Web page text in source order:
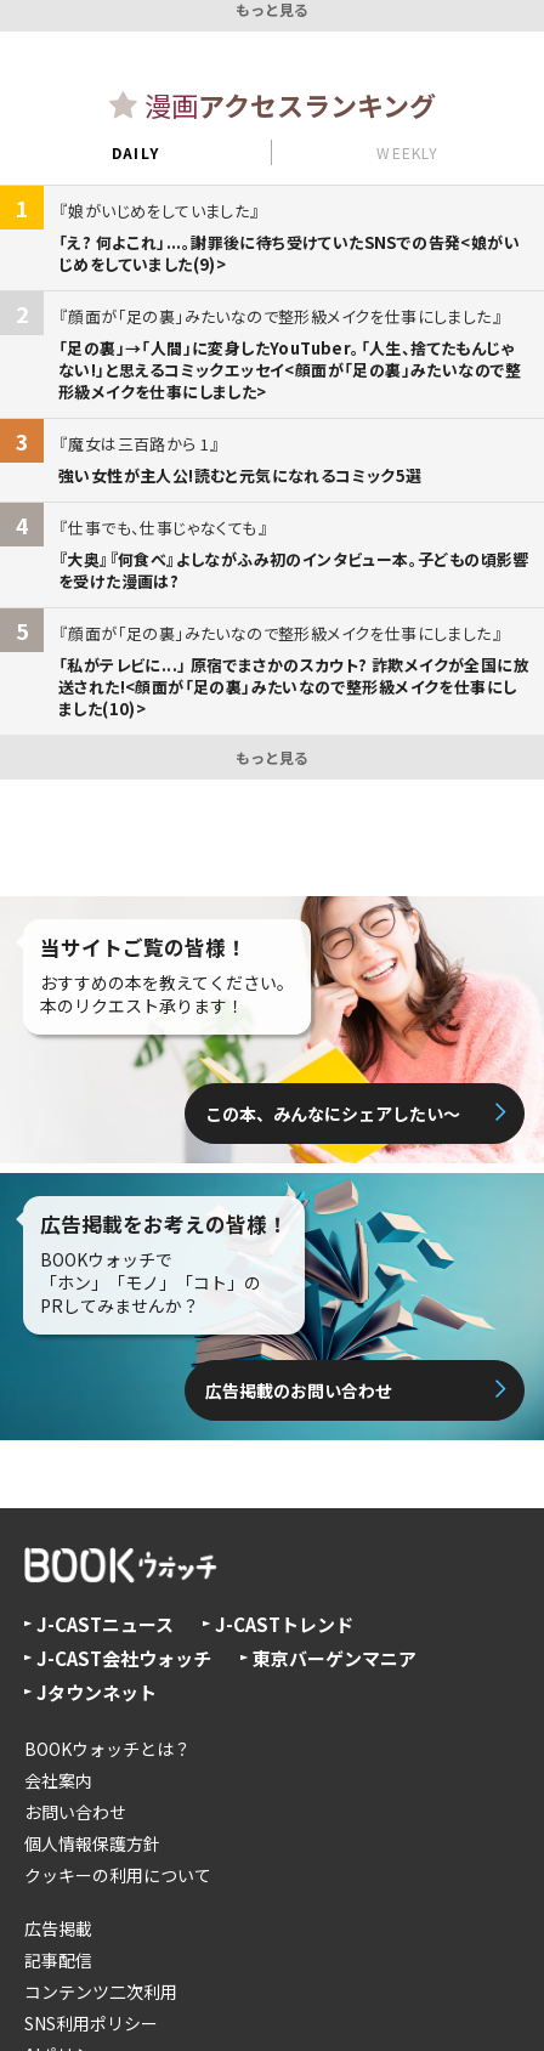
もっと見る
漫画アクセスランキング
DAILY WEEKLY
1
娘がいじめをしていました
「え? 何よこれ」...。謝罪後に待ち受けていたSNSでの告発<娘がい
じめをしていました(9)>
2
顔面が「足の裏」みたいなので整形級メイクを仕事にしました
「足の裏」→「人間」に変身したYouTuber。「人生、捨てたもんじゃ
ない!」と思えるコミックエッセイ<顔面が「足の裏」みたいなので整
形級メイクを仕事にしました>
3
魔女は三百路から 1
強い女性が主人公!読むと元気になれるコミック5選
4
仕事でも、仕事じゃなくても
『大奥』『何食べ』よしながふみ初のインタビュー本。子どもの頃影響
を受けた漫画は?
5
顔面が「足の裏」みたいなので整形級メイクを仕事にしました
「私がテレビに...」 原宿でまさかのスカウト? 詐欺メイクが全国に放
送された!<顔面が「足の裏」みたいなので整形級メイクを仕事にし
ました(10)>
もっと見る
当サイトご覧の皆様！
おすすめの本を教えてください。
本のリクエスト承ります！
この本、みんなにシェアしたい〜
広告掲載をお考えの皆様！
BOOKウォッチで
「ホン」「モノ」「コト」の
PRしてみませんか？
広告掲載のお問い合わせ
J-CASTニュース
J-CASTトレンド
J-CAST会社ウォッチ
東京バーゲンマニア
Jタウンネット
BOOKウォッチとは？
会社案内
お問い合わせ
個人情報保護方針
クッキーの利用について
広告掲載
記事配信
コンテンツ二次利用
SNS利用ポリシー